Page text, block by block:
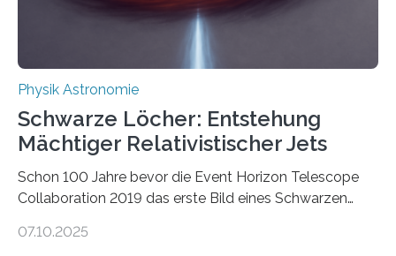
ausgedrückt, Wärme in Bewegung. In
quantenmechanischen Experimenten ist es in den…
Physik Astronomie
Schwarze Löcher: Entstehung
Mächtiger Relativistischer Jets
Schon 100 Jahre bevor die Event Horizon Telescope
Collaboration 2019 das erste Bild eines Schwarzen
hatte der Astronom Heber Curtis einen seltsamen
07.10.2025